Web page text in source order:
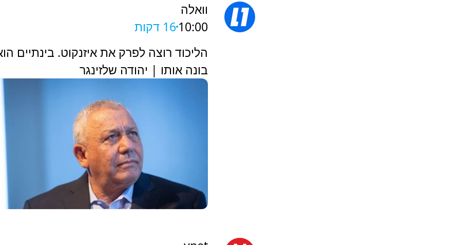
וואלה
10:00 16 דקות
הליכוד רוצה לפרק את איזנקוט. בינתיים
בונה אותו | יהודה שלזינגר